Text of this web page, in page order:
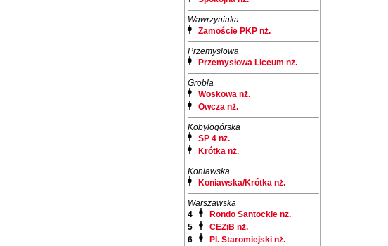
Wawrzyniaka
Zamoście PKP nż.
Przemysłowa
Przemysłowa Liceum nż.
Grobla
Woskowa nż.
Owcza nż.
Kobylogórska
SP 4 nż.
Krótka nż.
Koniawska
Koniawska/Krótka nż.
Warszawska
4
Rondo Santockie nż.
5
CEZiB nż.
6
Pl. Staromiejski nż.